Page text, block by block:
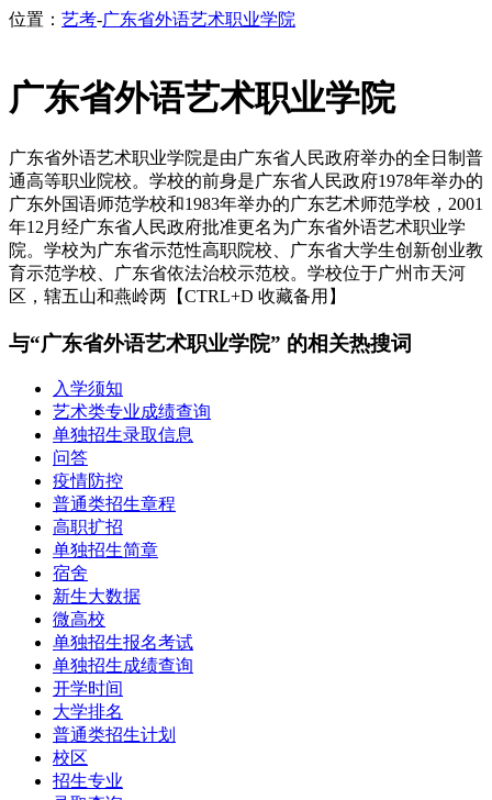
位置： 艺考-广东省外语艺术职业学院
广东省外语艺术职业学院
广东省外语艺术职业学院是由广东省人民政府举办的全日制普
通高等职业院校。学校的前身是广东省人民政府1978年举办的
广东外国语师范学校和1983年举办的广东艺术师范学校，2001
年12月经广东省人民政府批准更名为广东省外语艺术职业学
院。学校为广东省示范性高职院校、广东省大学生创新创业教
育示范学校、广东省依法治校示范校。学校位于广州市天河
区，辖五山和燕岭两【CTRL+D 收藏备用】
与“广东省外语艺术职业学院” 的相关热搜词
入学须知
艺术类专业成绩查询
单独招生录取信息
问答
疫情防控
普通类招生章程
高职扩招
单独招生简章
宿舍
新生大数据
微高校
单独招生报名考试
单独招生成绩查询
开学时间
大学排名
普通类招生计划
校区
招生专业